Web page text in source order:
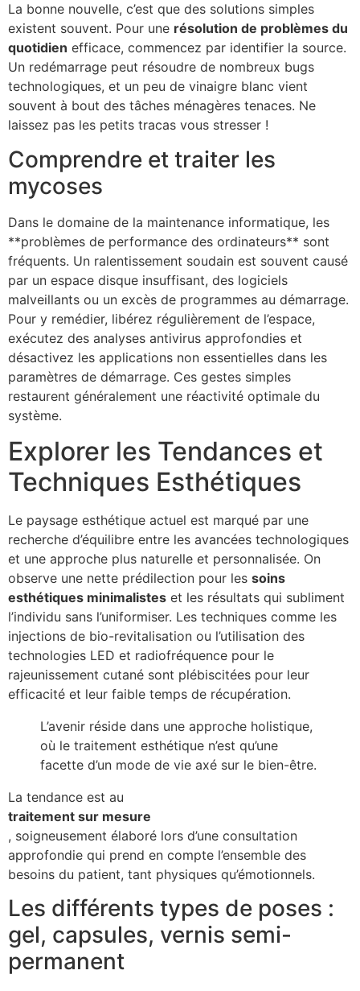
La bonne nouvelle, c’est que des solutions simples
existent souvent. Pour une résolution de problèmes du
quotidien efficace, commencez par identifier la source.
Un redémarrage peut résoudre de nombreux bugs
technologiques, et un peu de vinaigre blanc vient
souvent à bout des tâches ménagères tenaces. Ne
laissez pas les petits tracas vous stresser !
Comprendre et traiter les
mycoses
Dans le domaine de la maintenance informatique, les
**problèmes de performance des ordinateurs** sont
fréquents. Un ralentissement soudain est souvent causé
par un espace disque insuffisant, des logiciels
malveillants ou un excès de programmes au démarrage.
Pour y remédier, libérez régulièrement de l’espace,
exécutez des analyses antivirus approfondies et
désactivez les applications non essentielles dans les
paramètres de démarrage. Ces gestes simples
restaurent généralement une réactivité optimale du
système.
Explorer les Tendances et
Techniques Esthétiques
Le paysage esthétique actuel est marqué par une
recherche d’équilibre entre les avancées technologiques
et une approche plus naturelle et personnalisée. On
observe une nette prédilection pour les soins
esthétiques minimalistes et les résultats qui subliment
l’individu sans l’uniformiser. Les techniques comme les
injections de bio-revitalisation ou l’utilisation des
technologies LED et radiofréquence pour le
rajeunissement cutané sont plébiscitées pour leur
efficacité et leur faible temps de récupération.
L’avenir réside dans une approche holistique,
où le traitement esthétique n’est qu’une
facette d’un mode de vie axé sur le bien-être.
La tendance est au
traitement sur mesure
, soigneusement élaboré lors d’une consultation
approfondie qui prend en compte l’ensemble des
besoins du patient, tant physiques qu’émotionnels.
Les différents types de poses :
gel, capsules, vernis semi-
permanent